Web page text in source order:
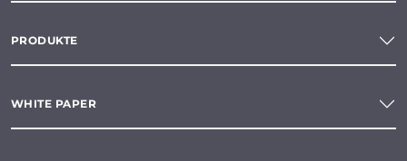
PRODUKTE
WHITE PAPER